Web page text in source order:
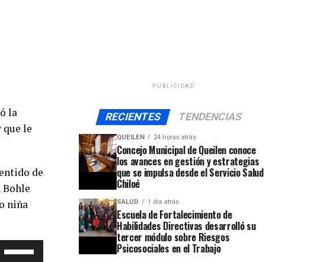
la
que le
de
niña
PUBLICIDAD
RECIENTES TENDENCIAS
QUEILEN 24 horas atrás
Concejo Municipal de Queilen conoce
los avances en gestión y estrategias
que se impulsa desde el Servicio Salud
Chiloé
SALUD 1 día atrás
Escuela de Fortalecimiento de
Habilidades Directivas desarrolló su
tercer módulo sobre Riesgos
Psicosociales en el Trabajo